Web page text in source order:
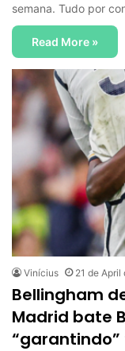
semana. Tudo por
Read More »
Vinícius 21 de April
Bellingham
Madrid bate